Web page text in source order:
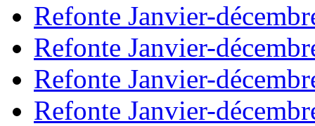
Refonte Janvier-
Refonte Janvier-
Refonte Janvier-
Refonte Janvier-